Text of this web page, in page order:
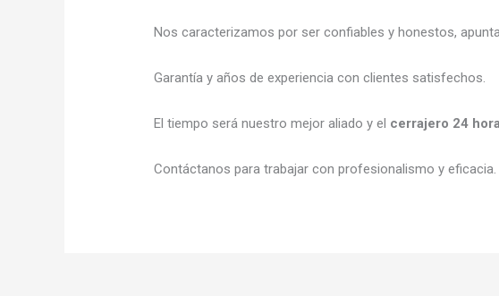
Nos caracterizamos por ser confiables y honestos,
Garantía y años de experiencia con clientes satisfechos.
El tiempo será nuestro mejor aliado y el cerrajero 24
Contáctanos para trabajar con profesionalismo y eficacia.